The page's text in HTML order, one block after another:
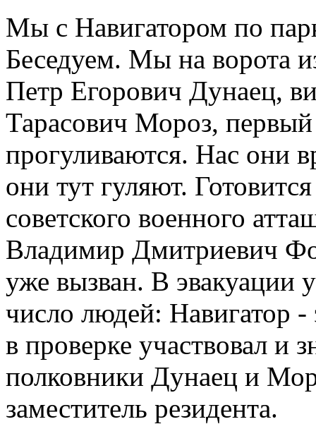
Мы с Навигатором по
Беседуем. Мы на ворота
Петр Егорович Дунаец,
Тарасович Мороз, первый
прогуливаются. Нас они
они тут гуляют.
советского военного
Владимир Дмитриевич
уже вызван. В эвакуации
число людей: Навигатор
в проверке участвовал и
полковники Дунаец и
заместитель резидента.